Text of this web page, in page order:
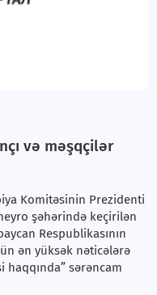
və məşqçilər
Komitəsinin Prezidenti
şəhərində keçirilən
Respublikasının
ən yüksək nəticələrə
sərəncam